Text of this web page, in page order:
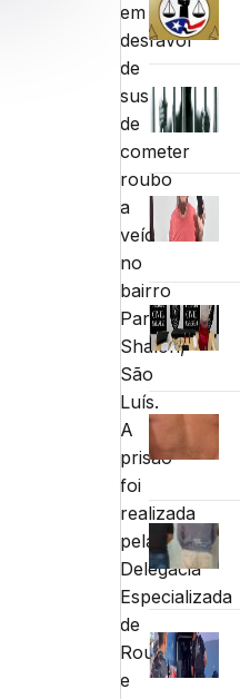
em
desfavor
de
suspeito
de
cometer
roubo
a
veículos
no
bairro
Parque
Shalon,
São
Luís.
A
prisão
foi
realizada
pela
Delegacia
Especializada
de
Roubos
e